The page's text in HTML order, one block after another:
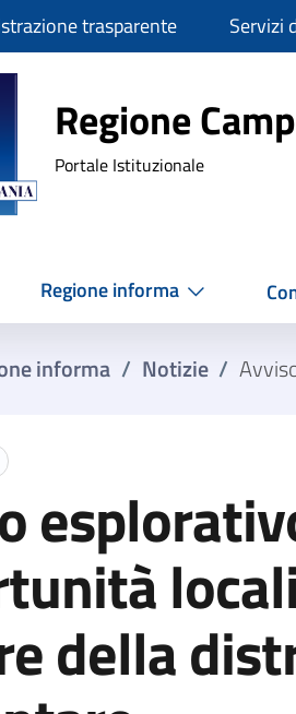
trasparente Servizi
Regione
Regione
Portale Istituzionale
Regione informa
informa / Notizie /
della